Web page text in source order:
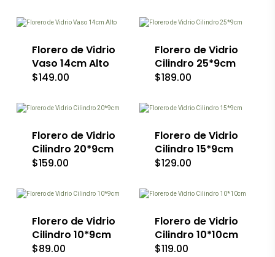
Florero de Vidrio
Vaso 14cm Alto
$149.00
Florero de Vidrio
Cilindro 25*9cm
$189.00
Florero de Vidrio
Cilindro 20*9cm
$159.00
Florero de Vidrio
Cilindro 15*9cm
$129.00
Florero de Vidrio
Cilindro 10*9cm
$89.00
Florero de Vidrio
Cilindro 10*10cm
$119.00